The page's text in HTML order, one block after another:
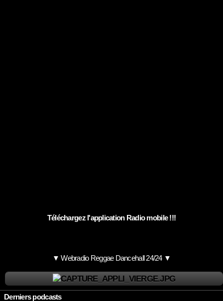
Téléchargez l'application Radio mobile !!!
▼ Webradio Reggae Dancehall 24/24 ▼
Derniers podcasts